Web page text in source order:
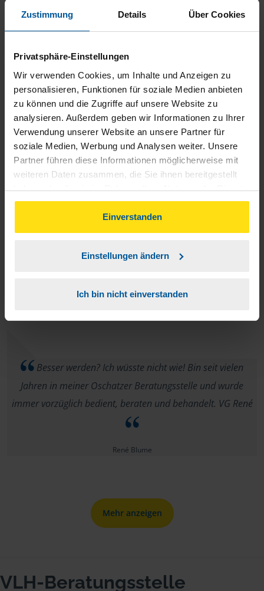
Zustimmung Details Über Cookies
Privatsphäre-Einstellungen
Wir verwenden Cookies, um Inhalte und Anzeigen zu
personalisieren, Funktionen für soziale Medien anbieten
zu können und die Zugriffe auf unsere Website zu
analysieren. Außerdem geben wir Informationen zu Ihrer
Verwendung unserer Website an unsere Partner für
soziale Medien, Werbung und Analysen weiter. Unsere
Partner führen diese Informationen möglicherweise mit
weiteren Daten zusammen, die Sie ihnen bereitgestellt
haben oder die sie im Rahmen Ihrer Nutzung der Dienste
gesammelt haben. Indem Sie auf Einverstanden klicken,
können Sie der Verwendung von Cookies, gemäß
unserer➔ Datenschutzrichtliniezustimmen.
Einverstanden
Einstellungen ändern
Ich bin nicht einverstanden
Thomas und Gabriele Hirschel
Mir konnte sehr schnell und effektiv geholfen werden. Ich
bin sehr zufrieden!
J. Engel
Danke, alles zu meiner vollsten Zufriedenheit.
anonymes VLH-Mitglied
Besser werden? Ich wüsste nicht wie! Bin seit vielen
Jahren in meiner Oschatzer Beratungsstelle und wurde
immer vorzüglich bedient, beraten und behandelt. VG René
René Blume
Mehr anzeigen
VLH-Beratungsstelle